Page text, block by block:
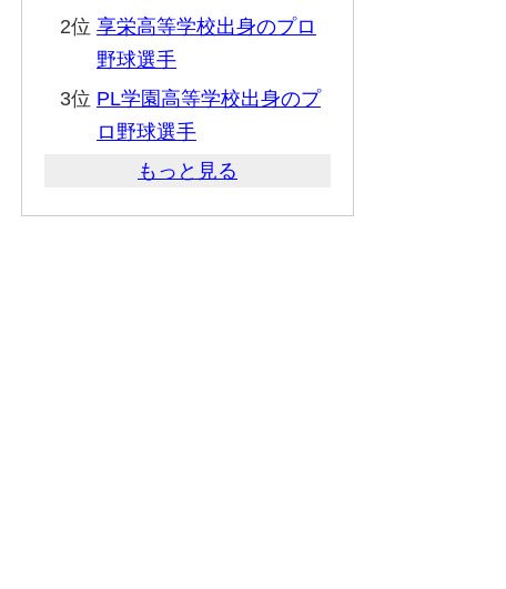
2位 享栄高等学校出身のプロ
野球選手
3位 PL学園高等学校出身のプ
ロ野球選手
もっと見る